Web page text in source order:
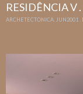
RESIDÊNCIA V .
ARCHETECTONICA. JUN2001